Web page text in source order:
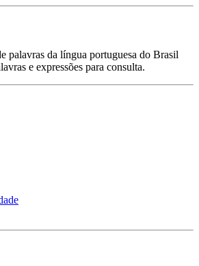
palavras da língua portuguesa do Brasil
e expressões para consulta.